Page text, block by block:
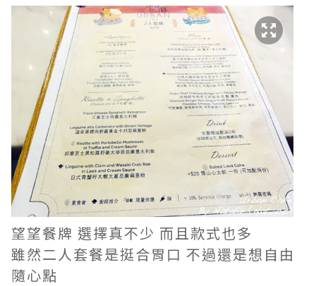
望望餐牌 選擇真不少 而且款式也多
雖然二人套餐是挺合胃口 不過還是想自由
隨心點